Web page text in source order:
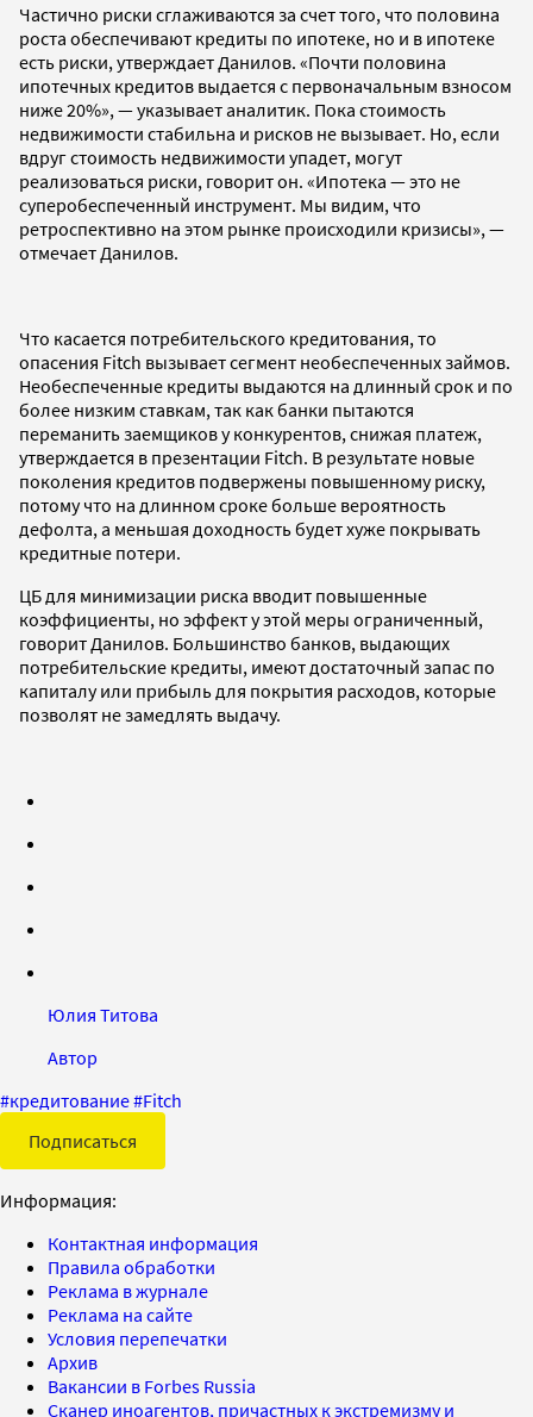
Частично риски сглаживаются за счет того, что половина
роста обеспечивают кредиты по ипотеке, но и в ипотеке
есть риски, утверждает Данилов. «Почти половина
ипотечных кредитов выдается с первоначальным взносом
ниже 20%», — указывает аналитик. Пока стоимость
недвижимости стабильна и рисков не вызывает. Но, если
вдруг стоимость недвижимости упадет, могут
реализоваться риски, говорит он. «Ипотека — это не
суперобеспеченный инструмент. Мы видим, что
ретроспективно на этом рынке происходили кризисы», —
отмечает Данилов.
Что касается потребительского кредитования, то
опасения Fitch вызывает сегмент необеспеченных займов.
Необеспеченные кредиты выдаются на длинный срок и по
более низким ставкам, так как банки пытаются
переманить заемщиков у конкурентов, снижая платеж,
утверждается в презентации Fitch. В результате новые
поколения кредитов подвержены повышенному риску,
потому что на длинном сроке больше вероятность
дефолта, а меньшая доходность будет хуже покрывать
кредитные потери.
ЦБ для минимизации риска вводит повышенные
коэффициенты, но эффект у этой меры ограниченный,
говорит Данилов. Большинство банков, выдающих
потребительские кредиты, имеют достаточный запас по
капиталу или прибыль для покрытия расходов, которые
позволят не замедлять выдачу.
Юлия Титова
Автор
#кредитование#Fitch
Подписаться
Информация:
Контактная информация
Правила обработки
Реклама в журнале
Реклама на сайте
Условия перепечатки
Архив
Вакансии в Forbes Russia
Сканер иноагентов, причастных к экстремизму и